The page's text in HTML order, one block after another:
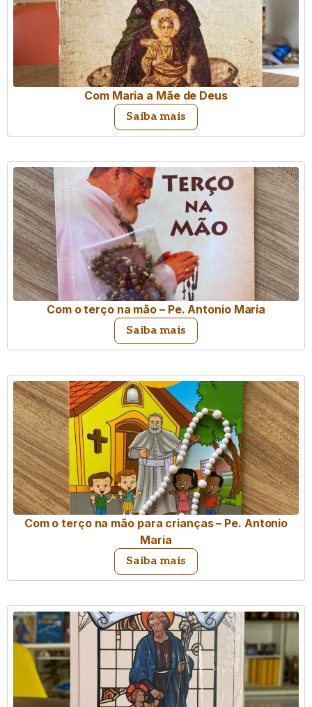
Com Maria a Mãe de Deus
Saiba mais
Com o terço na mão – Pe. Antonio Maria
Saiba mais
Com o terço na mão para crianças – Pe. Antonio
Maria
Saiba mais